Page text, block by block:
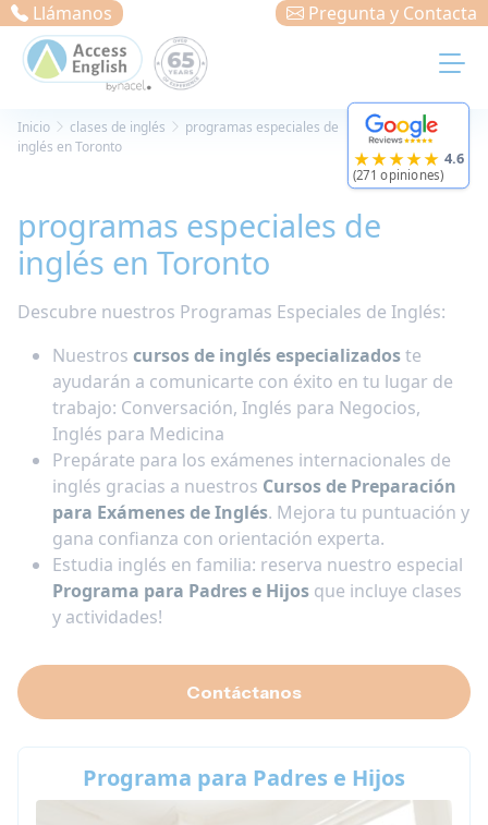
Llámanos Pregunta y Contacta
★★★★★ 4.6
(271 opiniones)
Inicio clases de inglés
programas especiales de
inglés en Toronto
programas especiales de
inglés en Toronto
Descubre nuestros Programas Especiales de Inglés:
Nuestros cursos de inglés especializadoste
ayudarán a comunicarte con éxito en tu lugar de
trabajo: Conversación, Inglés para Negocios,
Inglés para Medicina
Prepárate para los exámenes internacionales de
inglés gracias a nuestros Cursos de Preparación
para Exámenes de Inglés. Mejora tu puntuación y
gana confianza con orientación experta.
Estudia inglés en familia: reserva nuestro especial
Programa para Padres e Hijos que incluye clases
y actividades!
Contáctanos
Programa para Padres e Hijos
Panel de gestión de cookies